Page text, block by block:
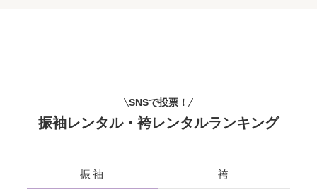
SNSで投票！
振袖レンタル・袴レンタルランキング
振袖 袴